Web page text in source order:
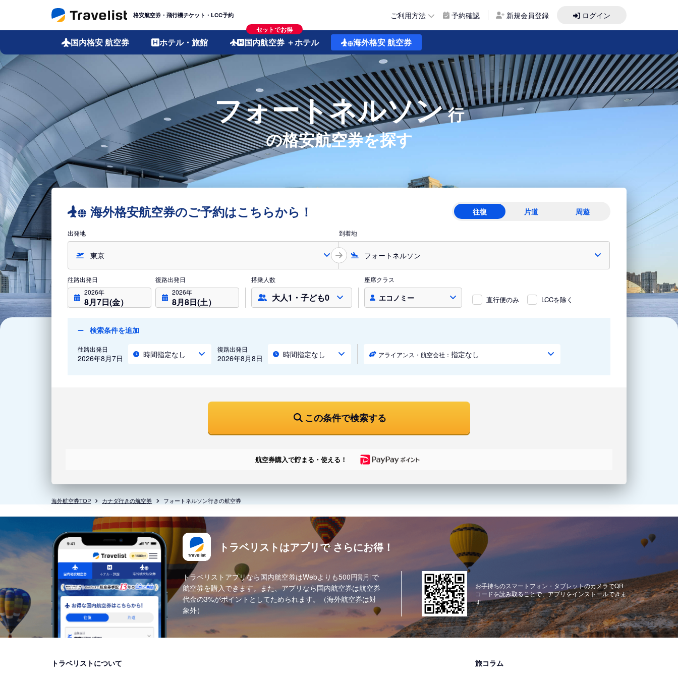
格安航空券・飛行機チケット・LCC予約 ご利用方法 予約確認 新規会員登録 ログイン
国内格安航空券 ホテル・旅館
セットでお得
国内航空券 ＋ホテル 海外格安航空券
フォートネルソン行
の格安航空券を探す
海外格安航空券のご予約はこちらから！ 往復 片道 周遊
出発地 到着地
往路出発日
2026年
8月7日(金）
復路出発日
2026年
8月8日(土）
搭乗人数
大人1・子ども0
座席クラス
エコノミー 直行便のみ LCCを除く
検索条件を追加
往路出発日
2026年8月7日 時間指定なし
復路出発日
2026年8月8日 時間指定なし アライアンス・航空会社： 指定なし
この条件で検索する
航空券購入で貯まる・使える！
海外航空券TOP カナダ行きの航空券 フォートネルソン行きの航空券
トラベリストはアプリで さらにお得！
トラベリストアプリなら国内航空券はWebよりも500円割引で
航空券を購入できます。また、アプリなら国内航空券は航空券
代金の3%がポイントとしてためられます。（海外航空券は対
象外）
お手持ちのスマートフォン・タブレットのカメラでQR
コードを読み取ることで、アプリをインストールできま
す
トラベリストについて 旅コラム